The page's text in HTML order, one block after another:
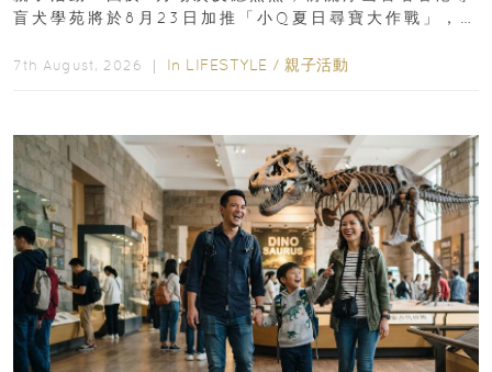
盲犬學苑將於8月23日加推「小Q夏日尋寶大作戰」，家
7th August, 2026 ｜ In LIFESTYLE / 親子活動